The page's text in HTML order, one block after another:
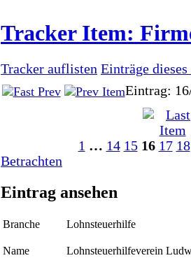
Tracker Item:
Tracker auflisten Einträge dieses
Eintrag:
1 … 14 15 16 17 18
Betrachten
Eintrag ansehen
Branche Lohnsteuerhilfe
Name Lohnsteuerhilfeverein